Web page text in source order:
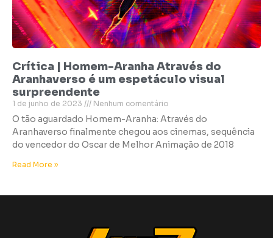
Crítica | Homem-Aranha Através do
Aranhaverso é um espetáculo visual
surpreendente
1 de junho de 2023 Nenhum comentário
O tão aguardado Homem-Aranha: Através do
Aranhaverso finalmente chegou aos cinemas, sequência
do vencedor do Oscar de Melhor Animação de 2018
Read More »